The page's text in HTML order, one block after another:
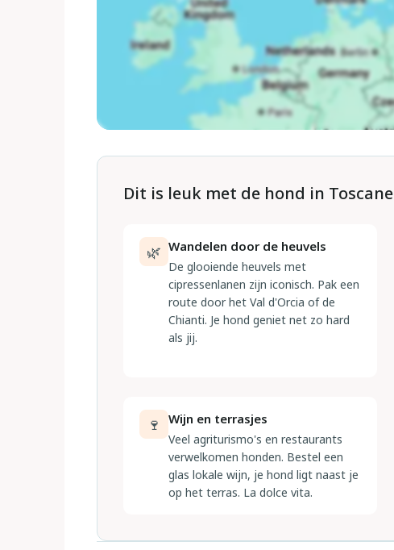
Dit is leuk met de hond in Toscane
🌿 Wandelen door de heuvels
De glooiende heuvels met
cipressenlanen zijn iconisch. Pak een
route door het Val d'Orcia of de
Chianti. Je hond geniet net zo hard
als jij.
🍷 Wijn en terrasjes
Veel agriturismo's en restaurants
verwelkomen honden. Bestel een
glas lokale wijn, je hond ligt naast je
op het terras. La dolce vita.